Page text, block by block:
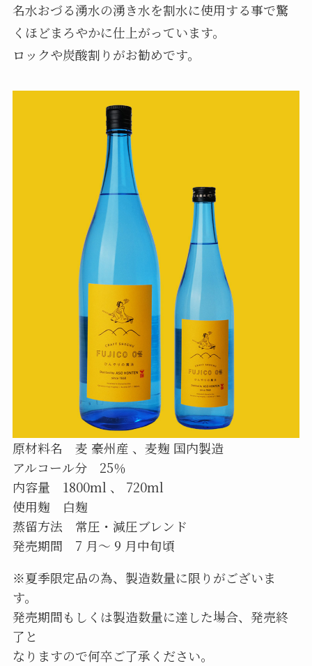
名水おづる湧水の湧き水を割水に使用する事で驚
くほどまろやかに仕上がっています。
ロックや炭酸割りがお勧めです。
原材料名 麦 豪州産 、麦麹 国内製造
アルコール分 25％
内容量 1800ml 、 720ml
使用麹 白麹
蒸留方法 常圧・減圧ブレンド
発売期間 7 月～ 9 月中旬頃
※夏季限定品の為、製造数量に限りがございま
す。
発売期間もしくは製造数量に達した場合、発売終
了と
なりますので何卒ご了承ください。